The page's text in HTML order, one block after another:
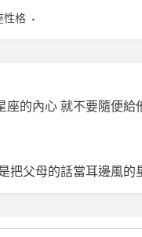
性格
座的內心 就不要隨便給
把父母的話當耳邊風的